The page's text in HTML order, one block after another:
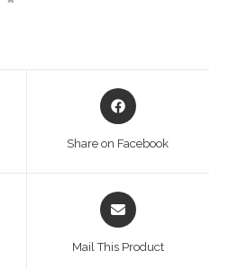
Share on Facebook
Mail This Product